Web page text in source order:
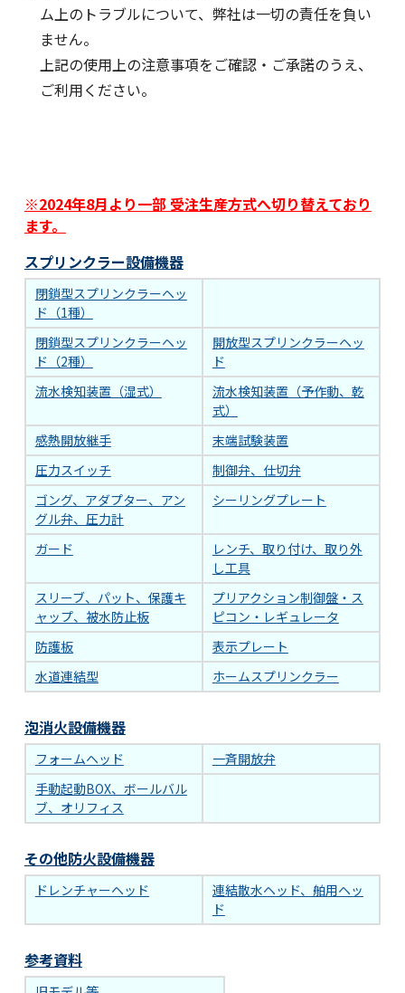
ム上のトラブルについて、弊社は一切の責任を負い
ません。
上記の使用上の注意事項をご確認・ご承諾のうえ、
ご利用ください。
※2024年8月より一部 受注生産方式へ切り替えており
ます。
スプリンクラー設備機器
閉鎖型スプリンクラーヘッ
ド（1種）
閉鎖型スプリンクラーヘッ
ド（2種）
開放型スプリンクラーヘッ
ド
流水検知装置（湿式）
流水検知装置（予作動、乾
式）
感熱開放継手
末端試験装置
圧力スイッチ
制御弁、仕切弁
ゴング、アダプター、アン
グル弁、圧力計
シーリングプレート
ガード
レンチ、取り付け、取り外
し工具
スリーブ、パット、保護キ
ャップ、被水防止板
プリアクション制御盤・ス
ピコン・レギュレータ
防護板
表示プレート
水道連結型
ホームスプリンクラー
泡消火設備機器
フォームヘッド
一斉開放弁
手動起動BOX、ボールバル
ブ、オリフィス
その他防火設備機器
ドレンチャーヘッド
連結散水ヘッド、舶用ヘッ
ド
参考資料